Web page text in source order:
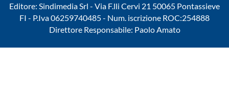
Editore: Sindimedia Srl - Via F.lli Cervi 21 50065 Pontassieve
FI - P.Iva 06259740485 - Num. iscrizione ROC:254888
Direttore Responsabile: Paolo Amato